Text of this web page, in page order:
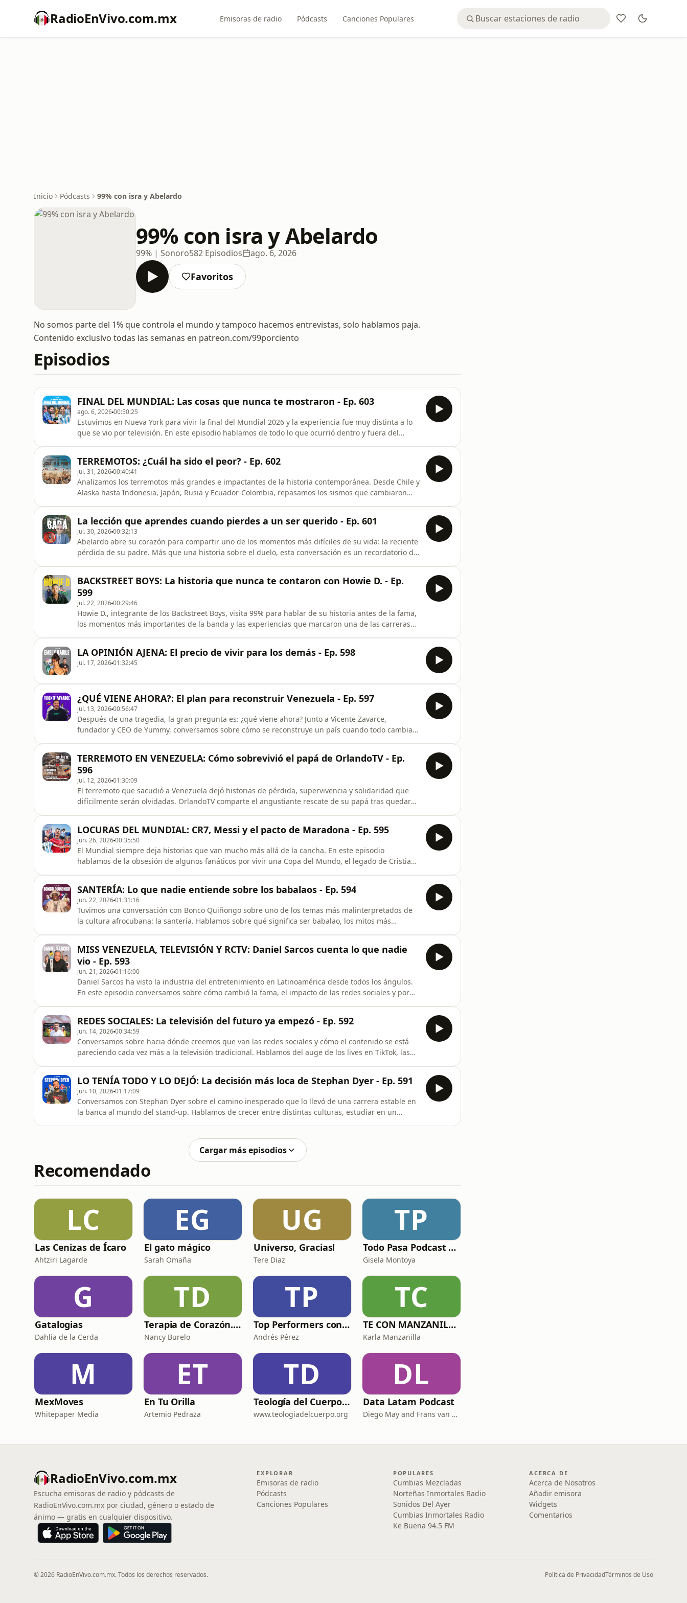
RadioEnVivo.com.mx Emisoras de radio Pódcasts Canciones Populares
Inicio Pódcasts 99% con isra y Abelardo
99% con isra y Abelardo
99% | Sonoro582 Episodios ago. 6, 2026
Favoritos
No somos parte del 1% que controla el mundo y tampoco hacemos entrevistas, solo hablamos paja.
Contenido exclusivo todas las semanas en patreon.com/99porciento
Episodios
FINAL DEL MUNDIAL: Las cosas que nunca te mostraron - Ep. 603
ago. 6, 202600:50:25
Estuvimos en Nueva York para vivir la final del Mundial 2026 y la experiencia fue muy distinta a lo
que se vio por televisión. En este episodio hablamos de todo lo que ocurrió dentro y fuera del
final.
TERREMOTOS: ¿Cuál ha sido el peor? - Ep. 602
jul. 31, 202600:40:41
Analizamos los terremotos más grandes e impactantes de la historia contemporánea. Desde Chile y
Alaska hasta Indonesia, Japón, Rusia y Ecuador-Colombia, repasamos los sismos que cambiaron
de una catástrofe de esta
La lección que aprendes cuando pierdes a un ser querido - Ep. 601
jul. 30, 202600:32:13
Abelardo abre su corazón para compartir uno de los momentos más difíciles de su vida: la reciente
pérdida de su padre. Más que una historia sobre el duelo, esta conversación es un recordatorio de
similar o simpl
BACKSTREET BOYS: La historia que nunca te contaron con Howie D. - Ep.
599
jul. 22, 202600:29:46
Howie D., integrante de los Backstreet Boys, visita 99% para hablar de su historia antes de la fama,
los momentos más importantes de la banda y las experiencias que marcaron una de las carreras
Puerto Rico, la influencia de Menudo, los nervios de salir al escenario frente a miles de personas, el
fenómeno de
LA OPINIÓN AJENA: El precio de vivir para los demás - Ep. 598
jul. 17, 202601:32:45
¿QUÉ VIENE AHORA?: El plan para reconstruir Venezuela - Ep. 597
jul. 13, 202600:56:47
Después de una tragedia, la gran pregunta es: ¿qué viene ahora? Junto a Vicente Zavarce,
fundador y CEO de Yummy, conversamos sobre cómo se reconstruye un país cuando todo cambia.
motor de la recuperación.
TERREMOTO EN VENEZUELA: Cómo sobrevivió el papá de OrlandoTV - Ep.
596
jul. 12, 202601:30:09
El terremoto que sacudió a Venezuela dejó historias de pérdida, supervivencia y solidaridad que
difícilmente serán olvidadas. OrlandoTV comparte el angustiante rescate de su papá tras quedar
reciente del país. T
LOCURAS DEL MUNDIAL: CR7, Messi y el pacto de Maradona - Ep. 595
jun. 26, 202600:35:50
El Mundial siempre deja historias que van mucho más allá de la cancha. En este episodio
hablamos de la obsesión de algunos fanáticos por vivir una Copa del Mundo, el legado de Cristiano
alrededor de Diego Maradona. También recordamos momentos de USA 94, comentamos el nuevo
Récord Guinness de Messi, a
SANTERÍA: Lo que nadie entiende sobre los babalaos - Ep. 594
jun. 22, 202601:31:16
Tuvimos una conversación con Bonco Quiñongo sobre uno de los temas más malinterpretados de
la cultura afrocubana: la santería. Hablamos sobre qué significa ser babalao, los mitos más
ella. También recordamos el legado de Guillermo Álvarez Guedes, una de las figuras más
influyentes del humor latinoamericano,
MISS VENEZUELA, TELEVISIÓN Y RCTV: Daniel Sarcos cuenta lo que nadie
vio - Ep. 593
jun. 21, 202601:16:00
Daniel Sarcos ha visto la industria del entretenimiento en Latinoamérica desde todos los ángulos.
En este episodio conversamos sobre cómo cambió la fama, el impacto de las redes sociales y por
se sobrevive a
REDES SOCIALES: La televisión del futuro ya empezó - Ep. 592
jun. 14, 202600:34:59
Conversamos sobre hacia dónde creemos que van las redes sociales y cómo el contenido se está
pareciendo cada vez más a la televisión tradicional. Hablamos del auge de los lives en TikTok, las
las reglas del juego para creadores y audiencias. También nos desviamos para hablar de
Ronaldinho, los comerciale
LO TENÍA TODO Y LO DEJÓ: La decisión más loca de Stephan Dyer - Ep. 591
jun. 10, 202601:17:09
Conversamos con Stephan Dyer sobre el camino inesperado que lo llevó de una carrera estable en
la banca al mundo del stand-up. Hablamos de crecer entre distintas culturas, estudiar en un
Cargar más episodios
Recomendado
LC
Las Cenizas de Ícaro
Ahtziri Lagarde
EG
El gato mágico
Sarah Omaña
UG
Universo, Gracias!
Tere Diaz
TP
Todo Pasa Podcast por Gisela Montoya
Gisela Montoya
G
Gatalogias
Dahlia de la Cerda
TD
Terapia de Corazón. Salud mental y más.
Nancy Burelo
TP
Top Performers con Andrés Pérez
Andrés Pérez
TC
TE CON MANZANILLA. Para sanar tu relación con la comida, el cuerpo y el alma.
Karla Manzanilla
M
MexMoves
Whitepaper Media
ET
En Tu Orilla
Artemio Pedraza
TD
Teología del Cuerpo para Dummies
www.teologiadelcuerpo.org
DL
Data Latam Podcast
Diego May and Frans van Dunné
RadioEnVivo.com.mx
Escucha emisoras de radio y pódcasts de
RadioEnVivo.com.mx por ciudad, género o estado de
ánimo — gratis en cualquier dispositivo.
EXPLORAR
Emisoras de radio
Pódcasts
Canciones Populares
POPULARES
Cumbias Mezcladas
Norteñas Inmortales Radio
Sonidos Del Ayer
Cumbias Inmortales Radio
Ke Buena 94.5 FM
ACERCA DE
Acerca de Nosotros
Añadir emisora
Widgets
Comentarios
© 2026 RadioEnVivo.com.mx. Todos los derechos reservados. Política de PrivacidadTérminos de Uso